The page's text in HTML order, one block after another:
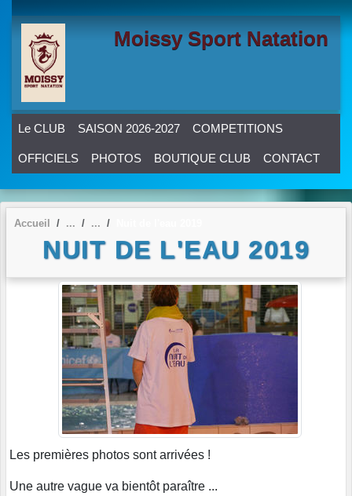
Moissy Sport Natation
Le CLUB SAISON 2026-2027 COMPETITIONS
OFFICIELS PHOTOS BOUTIQUE CLUB CONTACT
Accueil
NUIT DE L'EAU 2019
Les premières photos sont arrivées !
Une autre vague va bientôt paraître ...